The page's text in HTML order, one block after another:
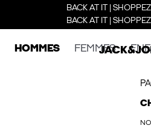
BACK AT IT |
BACK AT IT |
HOMMES FEMMES